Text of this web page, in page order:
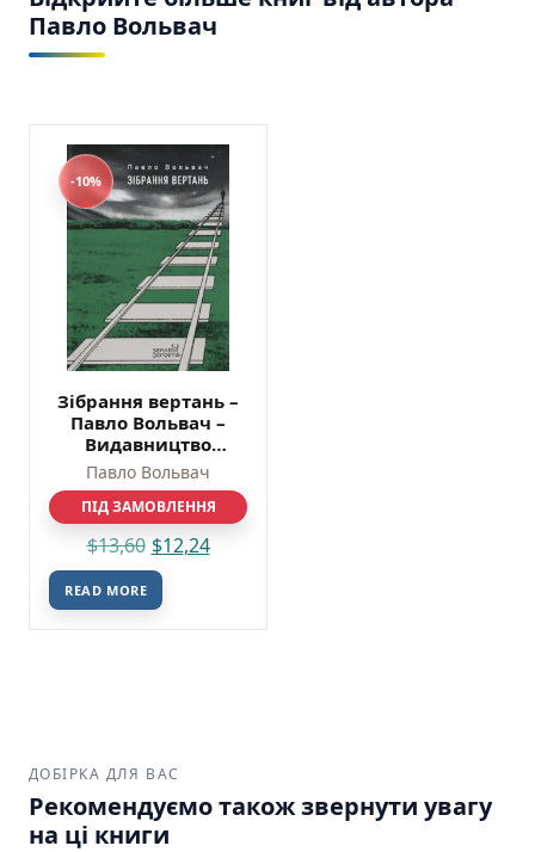
Павло Вольвач
-10%
Зібрання вертань –
Павло Вольвач –
Видавництво
Старого Лева
Павло Вольвач
ПІД ЗАМОВЛЕННЯ
$13,60 $12,24
READ MORE
ДОБІРКА ДЛЯ ВАС
Рекомендуємо також звернути увагу
на ці книги